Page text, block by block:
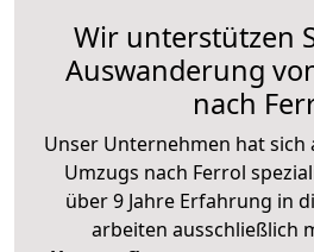
Wir unterstützen
Auswanderung
nach
Unser Unternehmen hat sich
Umzugs nach Ferrol
über 9 Jahre Erfahrung in
arbeiten ausschließlich